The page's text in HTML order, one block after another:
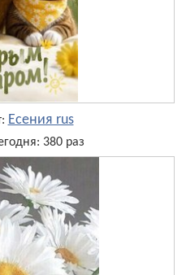
Есения rus
380 раз